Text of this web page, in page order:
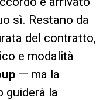
sì. Restano da
del contratto,
e modalità
— ma la
guiderà la